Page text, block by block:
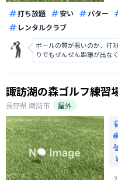
打ち放題 安い パター
レンタルクラブ
ボールの質が悪いのか、打
りでもぜんぜん距離が出な
ルが出てきてドライバーで
を疑ってしまった。改善を
諏訪湖の森ゴルフ練習
長野県諏訪市
屋外